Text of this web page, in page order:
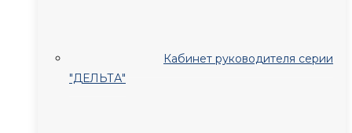
Кабинет руководителя серии
"ДЕЛЬТА"